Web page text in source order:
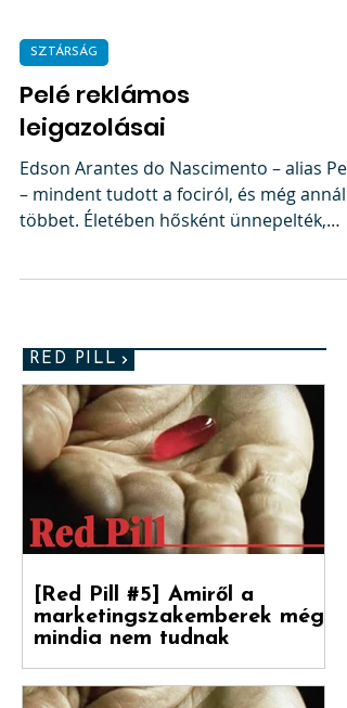
SZTÁRSÁG
Pelé reklámos
leigazolásai
Edson Arantes do Nascimento – alias
RED PILL
[Red Pill #5] Amiről a
marketingszakemberek még
mindig nem tudnak